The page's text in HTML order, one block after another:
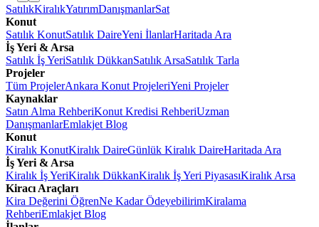
SatılıkKiralıkYatırımDanışmanlarSat
Konut
Satılık KonutSatılık DaireYeni İlanlarHaritada Ara
İş Yeri & Arsa
Satılık İş YeriSatılık DükkanSatılık ArsaSatılık Tarla
Projeler
Tüm ProjelerAnkara Konut ProjeleriYeni Projeler
Kaynaklar
Satın Alma RehberiKonut Kredisi RehberiUzman
DanışmanlarEmlakjet Blog
Konut
Kiralık KonutKiralık DaireGünlük Kiralık DaireHaritada Ara
İş Yeri & Arsa
Kiralık İş YeriKiralık DükkanKiralık İş Yeri PiyasasıKiralık Arsa
Kiracı Araçları
Kira Değerini ÖğrenNe Kadar ÖdeyebilirimKiralama
RehberiEmlakjet Blog